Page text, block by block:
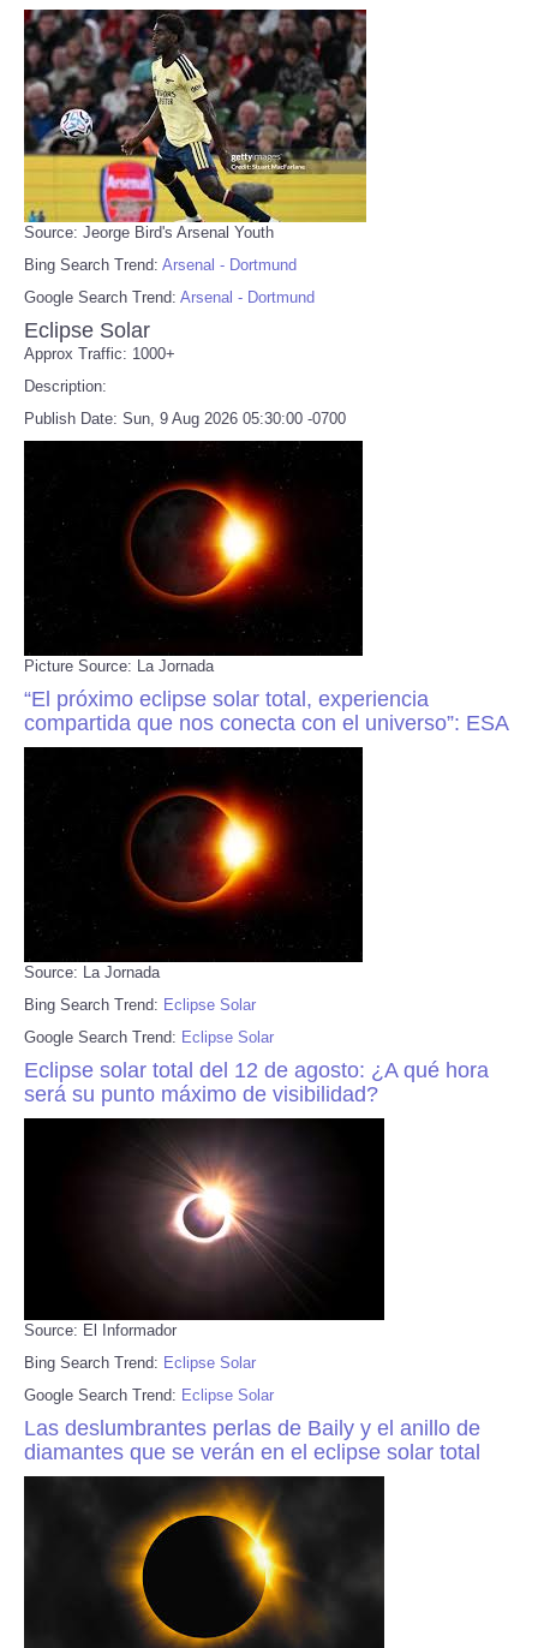
Source: Jeorge Bird's Arsenal Youth
Bing Search Trend: Arsenal - Dortmund
Google Search Trend: Arsenal - Dortmund
Eclipse Solar
Approx Traffic: 1000+
Description:
Publish Date: Sun, 9 Aug 2026 05:30:00 -0700
Picture Source: La Jornada
“El próximo eclipse solar total, experiencia
compartida que nos conecta con el universo”: ESA
Source: La Jornada
Bing Search Trend: Eclipse Solar
Google Search Trend: Eclipse Solar
Eclipse solar total del 12 de agosto: ¿A qué hora
será su punto máximo de visibilidad?
Source: El Informador
Bing Search Trend: Eclipse Solar
Google Search Trend: Eclipse Solar
Las deslumbrantes perlas de Baily y el anillo de
diamantes que se verán en el eclipse solar total